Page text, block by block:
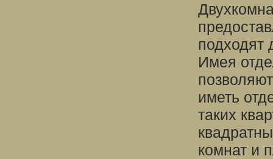
подходят
Имея
иметь
таких
комнат и